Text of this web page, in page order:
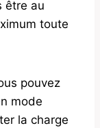
être au
toute
pouvez
mode
la charge